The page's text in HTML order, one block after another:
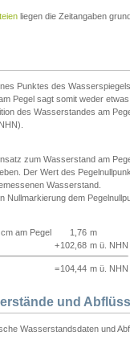
liegen die Zeitangaben
Punktes des
Pegel sagt somit weder
des Wasserstandes am
zum Wasserstand am
Der Wert des
Wasserstand.
Nullmarkierung dem
am Pegel
1,76 m
+102,68 m ü. NHN
=104,44 m ü. NHN
und
Wasserstandsdaten und